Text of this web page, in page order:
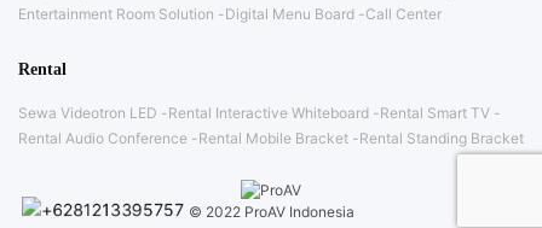
Entertainment Room Solution
Digital Menu Board Call Center
Rental
Sewa Videotron LED Rental Interactive Whiteboard
Rental Smart TV
Rental Audio Conference
Rental Mobile Bracket Rental Standing Bracket
© 2022 ProAV Indonesia